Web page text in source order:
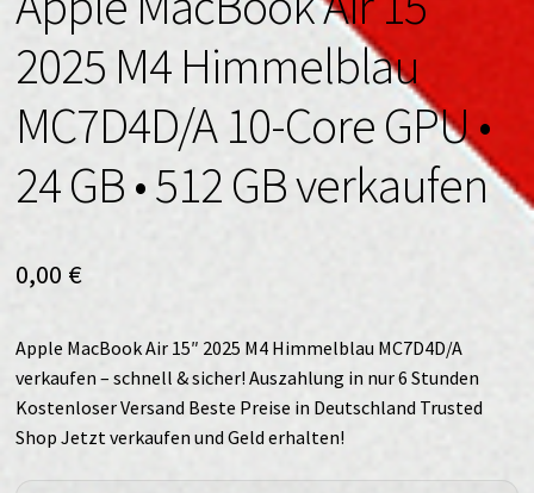
2025 M4 Himmelblau
MC7D4D/A 10-Core GPU •
24 GB • 512 GB verkaufen
0,00 €
Apple MacBook Air 15″ 2025 M4 Himmelblau MC7D4D/A
verkaufen – schnell & sicher! Auszahlung in nur 6 Stunden
Kostenloser Versand Beste Preise in Deutschland Trusted
Shop Jetzt verkaufen und Geld erhalten!